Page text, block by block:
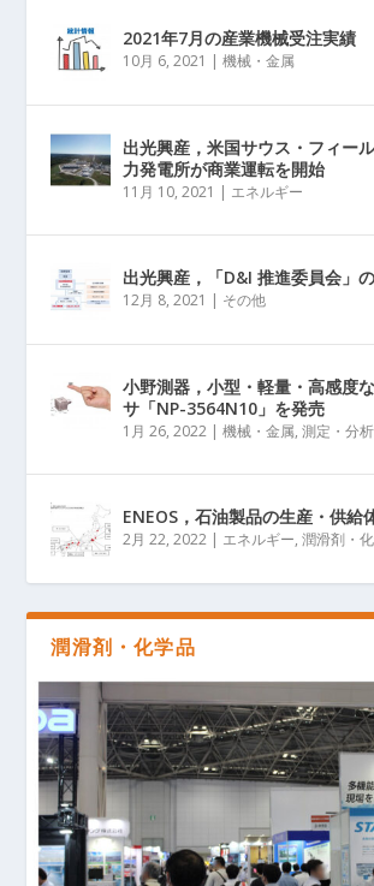
2021年7月の産業機械受注実績
10月 6, 2021 |機械・金属
出光興産，米国サウス・フィー
力発電所が商業運転を開始
11月 10, 2021 | エネルギー
出光興産，「D&I 推進委員会」
12月 8, 2021 | その他
小野測器，小型・軽量・高感度
サ「NP-3564N10」を発売
1月 26, 2022 |機械・金属,測定・分析
ENEOS，石油製品の生産・供給
2月 22, 2022 | エネルギー,潤滑剤・
潤滑剤・化学品